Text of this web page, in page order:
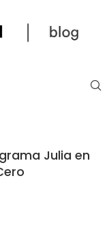
Julia en